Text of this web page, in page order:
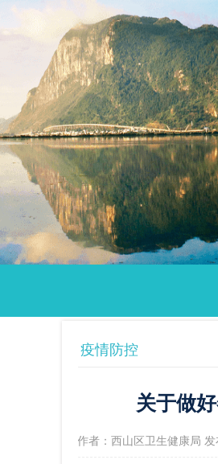
疫情防控
关于做
[作者：西山区卫生健康局